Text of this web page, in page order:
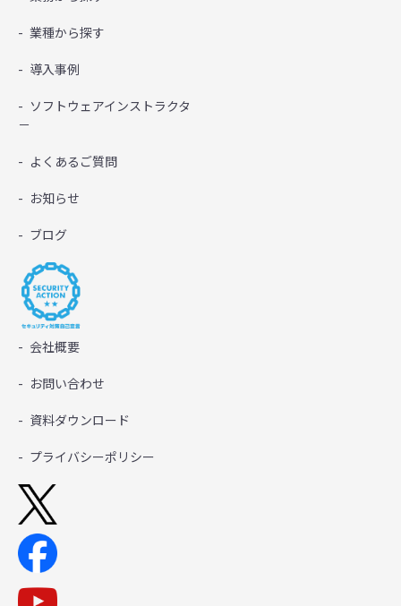
業種から探す
導入事例
ソフトウェアインストラクタ
－
よくあるご質問
お知らせ
ブログ
会社概要
お問い合わせ
資料ダウンロード
プライバシーポリシー